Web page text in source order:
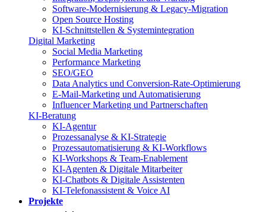
Software-Modernisierung & Legacy-Migration
Open Source Hosting
KI-Schnittstellen & Systemintegration
Digital Marketing
Social Media Marketing
Performance Marketing
SEO/GEO
Data Analytics und Conversion-Rate-Optimierung
E-Mail-Marketing und Automatisierung
Influencer Marketing und Partnerschaften
KI-Beratung
KI-Agentur
Prozessanalyse & KI-Strategie
Prozessautomatisierung & KI-Workflows
KI-Workshops & Team-Enablement
KI-Agenten & Digitale Mitarbeiter
KI-Chatbots & Digitale Assistenten
KI-Telefonassistent & Voice AI
Projekte